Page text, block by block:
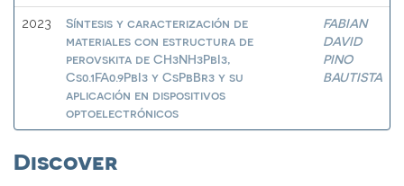
2023
Síntesis y caracterización de
materiales con estructura de
perovskita de CH3NH3PbI3,
Cs0.1FA0.9PbI3 y CsPbBr3 y su
aplicación en dispositivos
optoelectrónicos
FABIAN
DAVID
PINO
BAUTISTA
Discover